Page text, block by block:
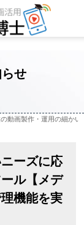
せ
動画製作・運用の細か
ーズに応
ル【メデ
機能を実